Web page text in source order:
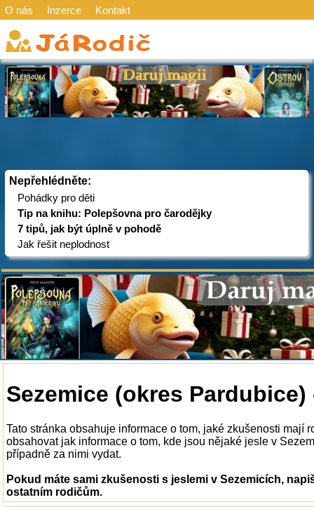
O nás Inzerce Kontakt
Nepřehlédněte:
Pohádky pro děti
Tip na knihu: Polepšovna pro čarodějky
7 tipů, jak být úplně v pohodě
Jak řešit neplodnost
Sezemice (okres Pardubice)
Tato stránka obsahuje informace o tom, jaké zkušenosti mají
obsahovat jak informace o tom, kde jsou nějaké jesle v
případně za nimi vydat.
Pokud máte sami zkušenosti s jeslemi v Sezemicích,
ostatním rodičům.